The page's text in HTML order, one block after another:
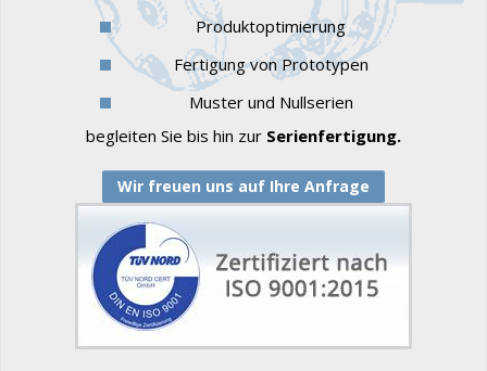
Produktoptimierung
Fertigung von Prototypen
Muster und Nullserien
begleiten Sie bis hin zur Serienfertigung.
Wir freuen uns auf Ihre Anfrage